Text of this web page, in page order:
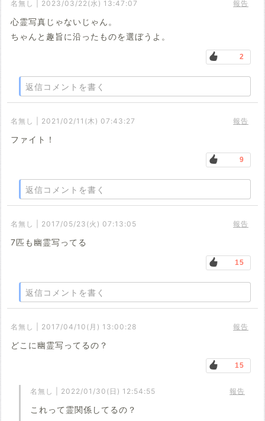
名無し | 2023/03/22(水) 13:47:07 報告
心霊写真じゃないじゃん。
ちゃんと趣旨に沿ったものを選ぼうよ。
2
返信コメントを書く
名無し | 2021/02/11(木) 07:43:27 報告
ファイト！
9
返信コメントを書く
名無し | 2017/05/23(火) 07:13:05 報告
7匹も幽霊写ってる
15
返信コメントを書く
名無し | 2017/04/10(月) 13:00:28 報告
どこに幽霊写ってるの？
15
名無し | 2022/01/30(日) 12:54:55 報告
これって霊関係してるの？